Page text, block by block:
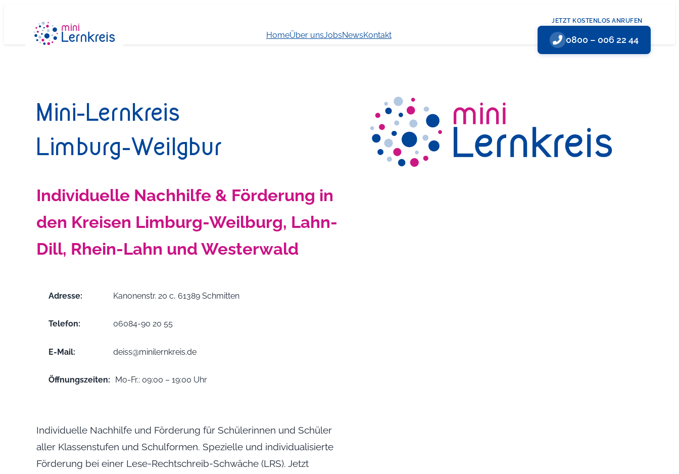
springen
HomeÜber unsJobsNewsKontakt
JETZT KOSTENLOS ANRUFEN
0800 – 006 22 44
Mini-Lernkreis
Limburg-Weilgbur
Individuelle Nachhilfe & Förderung in
den Kreisen Limburg-Weilburg, Lahn-
Dill, Rhein-Lahn und Westerwald
Adresse: Kanonenstr. 20 c, 61389 Schmitten
Telefon: 06084-90 20 55
E-Mail: deiss@minilernkreis.de
Öffnungszeiten: Mo-Fr.: 09:00 – 19:00 Uhr
Individuelle Nachhilfe und Förderung für Schülerinnen und Schüler
aller Klassenstufen und Schulformen. Spezielle und individualisierte
Förderung bei einer Lese-Rechtschreib-Schwäche (LRS). Jetzt